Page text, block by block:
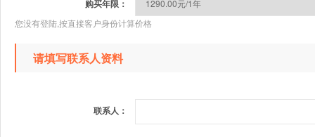
购买年限：
您没有登陆,按直接客户身份计算价格
请填写联系人资料
联系人：